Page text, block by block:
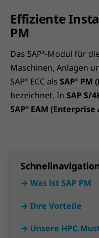
Effiziente
PM
Das SAP®-Modul für
Maschinen, Anlagen
SAP® ECC als SAP® PM
bezeichnet. In SAP S/
SAP® EAM
→ Was ist SAP PM
→ Ihre Vorteile
→ Unsere